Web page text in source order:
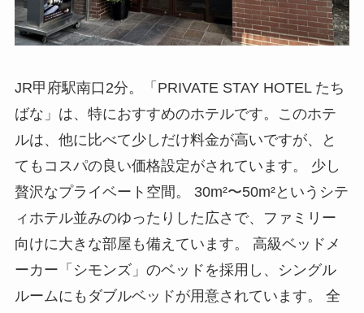
JR甲府駅南口2分。「PRIVATE STAY HOTEL たち
ばな」は、特におすすめのホテルです。このホテ
ルは、他に比べて少しだけ料金が高いですが、と
てもコスパの良い価格設定がされています。 少し
贅沢なプライベート空間。 30m²〜50m²というシテ
ィホテル並みのゆったりした広さで、ファミリー
向けに大きな部屋も備えています。 高級ベッドメ
ーカー「シモンズ」のベッドを採用し、シングル
ルームにもダブルベッドが用意されています。 全